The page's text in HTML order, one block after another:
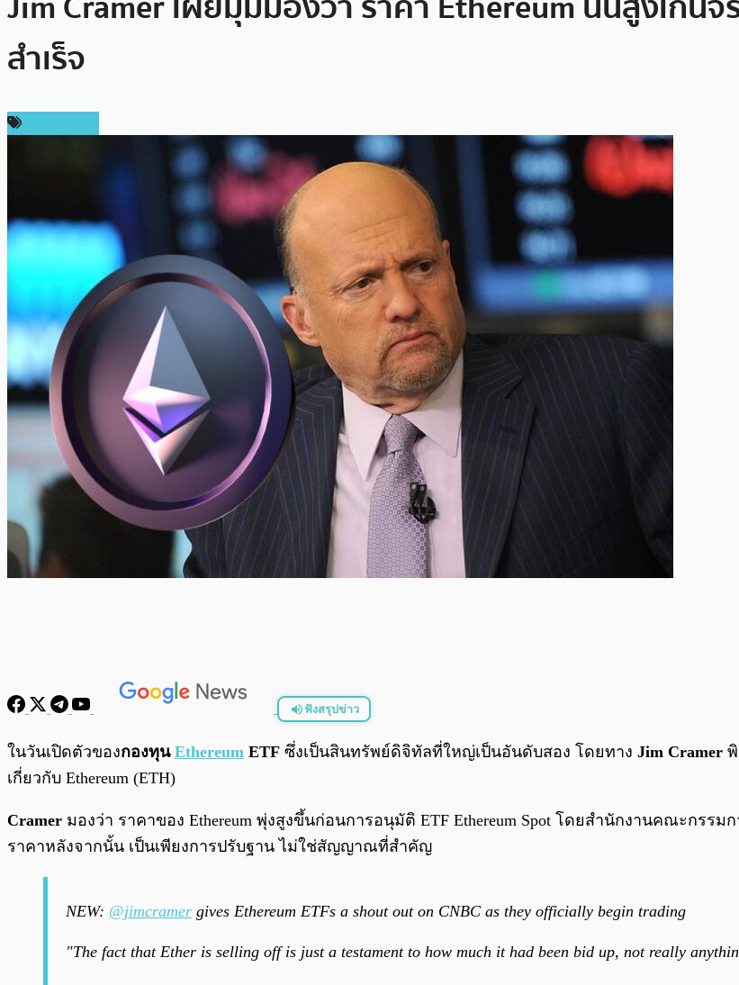
สำเร็จ
ฟังสรุปข่าว
พร้อมเล่น
ในวันเปิดตัวของกองทุน Ethereum ETF ซึ่งเป็นสินทรัพย์ดิจิทัลที่ใหญ่เป็นอันดับสอง โดยทาง Jim Cramer
เกี่ยวกับ Ethereum (ETH)
Cramer มองว่า ราคาของ Ethereum พุ่งสูงขึ้นก่อนการอนุมัติ ETF Ethereum Spot โดยสำนักงานคณะกร
ราคาหลังจากนั้น เป็นเพียงการปรับฐาน ไม่ใช่สัญญาณที่สำคัญ
NEW: @jimcramer gives Ethereum ETFs a shout out on CNBC as they officially begin trading
"The fact that Ether is selling off is just a testament to how much it had been bid up, not really